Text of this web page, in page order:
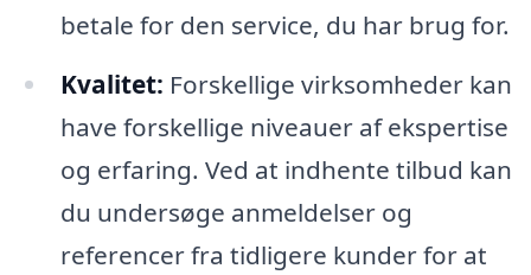
betale for den service, du har brug for.
Kvalitet: Forskellige virksomheder kan
have forskellige niveauer af ekspertise
og erfaring. Ved at indhente tilbud kan
du undersøge anmeldelser og
referencer fra tidligere kunder for at